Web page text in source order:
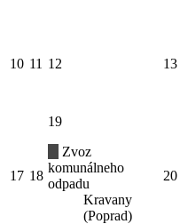
10 11 12 13
17 18
19
Zvoz
komunálneho
odpadu
Kravany
(Poprad)
20